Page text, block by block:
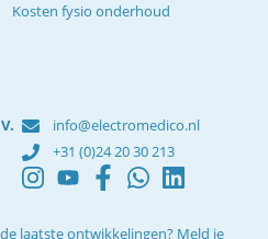
Kosten fysio onderhoud
info@electromedico.nl
+31 (0)24 20 30 213
laatste ontwikkelingen? Meld je